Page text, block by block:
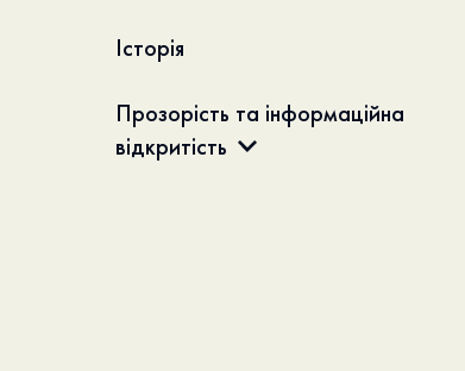
Історія
Прозорість та інформаційна
відкритість